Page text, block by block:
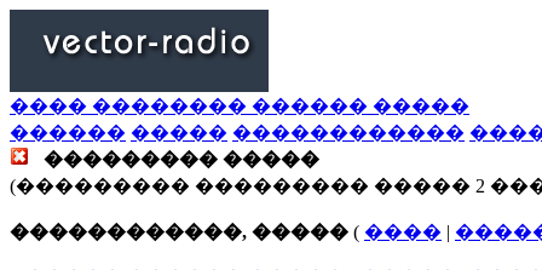
���� �������� ������ �����
������ ����� ������������
��������� �����
(��������� ��������� ����� 2
������������, ����� ( ���� |